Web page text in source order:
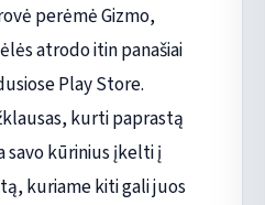
perėmė Gizmo,
atrodo itin panašiai
Play Store.
kurti paprastą
savo kūrinius įkelti į
kuriame kiti gali juos